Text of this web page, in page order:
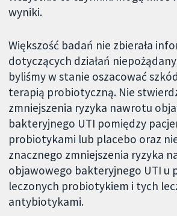
wyniki.
Większość badań nie zbierała
dotyczących działań
byliśmy w stanie oszacować
terapią probiotyczną. Nie
zmniejszenia ryzyka nawrotu
bakteryjnego UTI pomiędzy
probiotykami lub placebo oraz
znacznego zmniejszenia ryzyka
objawowego bakteryjnego UTI u
leczonych probiotykiem i tych
antybiotykami.